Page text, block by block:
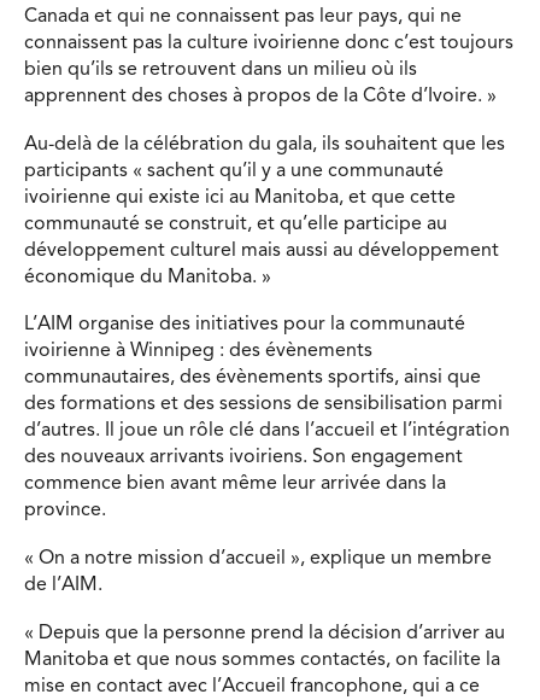
Canada et qui ne connaissent pas leur pays, qui ne
connaissent pas la culture ivoirienne donc c’est toujours
bien qu’ils se retrouvent dans un milieu où ils
apprennent des choses à propos de la Côte d’Ivoire. »
Au-delà de la célébration du gala, ils souhaitent que les
participants « sachent qu’il y a une communauté
ivoirienne qui existe ici au Manitoba, et que cette
communauté se construit, et qu’elle participe au
développement culturel mais aussi au développement
économique du Manitoba. »
L’AIM organise des initiatives pour la communauté
ivoirienne à Winnipeg : des évènements
communautaires, des évènements sportifs, ainsi que
des formations et des sessions de sensibilisation parmi
d’autres. Il joue un rôle clé dans l’accueil et l’intégration
des nouveaux arrivants ivoiriens. Son engagement
commence bien avant même leur arrivée dans la
province.
« On a notre mission d’accueil », explique un membre
de l’AIM.
« Depuis que la personne prend la décision d’arriver au
Manitoba et que nous sommes contactés, on facilite la
mise en contact avec l’Accueil francophone, qui a ce